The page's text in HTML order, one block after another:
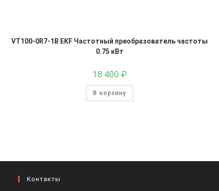
VT100-0R7-1B EKF Частотный преобразователь частоты
0.75 кВт
18 400 ₽
В корзину
Контакты